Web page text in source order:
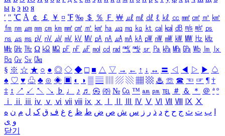
ы ь э ю я
′ ″ ℃ Å ￠ ￡ ￥ ¤ ℉ ‰ ＄ ％ Ｆ ￦ ㎕ ㎖ ㎗ ℓ ㎘ ㏄ ㎣ ㎤ ㎥ ㎦
㎙ ㎚ ㎛ ㎜ ㎝ ㎞ ㎟ ㎠ ㎡ ㎢ ㏊ ㎍ ㎎ ㎏ ㏏ ㎈ ㎉ ㏈ ㎧ ㎨ ㎰
㎱ ㎲ ㎳ ㎴ ㎵ ㎶ ㎷ ㎸ ㎹ ㎀ ㎁ ㎂ ㎃ ㎄ ㎺ ㎻ ㎽ ㎾ ㎿ ㎐ ㎑
㎒ ㎓ ㎔ Ω ㏀ ㏁ ㎊ ㎋ ㎌ ㏖ ㏅ ㎭ ㎮ ㎯ ㏛ ㎩ ㎪ ㎫ ㎬ ㏝ ㏐
㏓
㏃ ㏉ ㏜ ㏆
§ ※ ☆ ★ ○ ● ◎ ◇ ◆ □ ■ △ ▽ → ← ↑ ↓ ↔ 〓 ◁ ◀ ▷ ▶ ♤
♠ ♡ ♥ ♧ ♣ ⊙ ◈ ▣ ◐ ◑ ▒ ▤ ▨ ▧ ▦ ▩ ♨ ☏ ☎ ☜ ☞ ¶ †
‡ ↕ ↗ ↙ ↖ ↘ ♭ ♩ ♪ ♬ ㉿ ㈜ № ㏇ ™ ㏂ ㏘ ℡ ＃ ＆ ＊ ＠ ª º
ⅰ
ⅱ ⅲ ⅳ ⅴ ⅵ ⅶ ⅷ ⅸ ⅹ Ⅳ Ⅴ Ⅵ Ⅶ Ⅷ Ⅸ Ⅹ
ب ت ث ج ح خ د ذ ر ز س ش ص ض ط ظ ع غ ف ق ک ل م ن ه
و ی
닫기